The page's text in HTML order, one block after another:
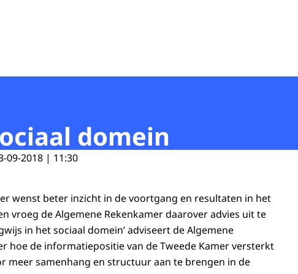
domein
09-2018 | 11:30
wenst beter inzicht in de voortgang en resultaten in het
vroeg de Algemene Rekenkamer daarover advies uit te
in het sociaal domein’ adviseert de Algemene
hoe de informatiepositie van de Tweede Kamer versterkt
meer samenhang en structuur aan te brengen in de